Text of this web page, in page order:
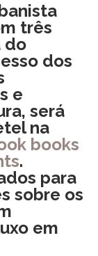
três
do
dos
e
será
na
books
.
para
sobre os
em